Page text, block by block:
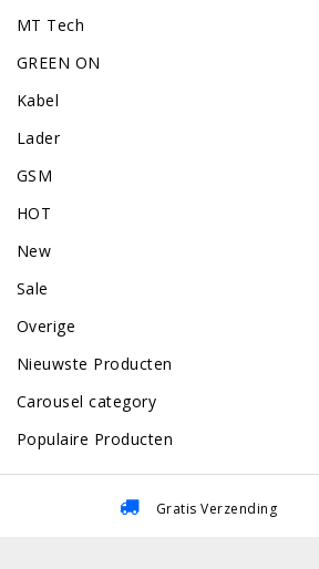
MT Tech
GREEN ON
Kabel
Lader
GSM
HOT
New
Sale
Overige
Nieuwste Producten
Carousel category
Populaire Producten
Gratis Verzending